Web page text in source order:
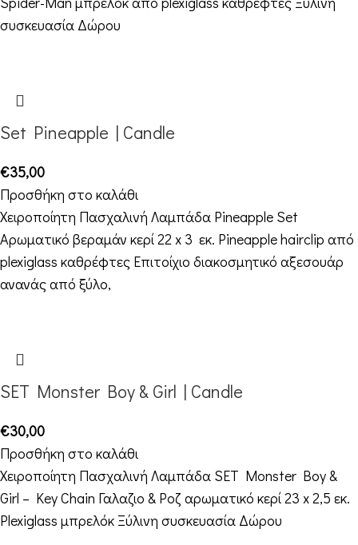
συσκευασία Δώρου
Set Pineapple | Candle
€35,00
Προσθήκη στο καλάθι
Χειροποίητη Πασχαλινή Λαμπάδα Pineapple Set
Αρωματικό βεραμάν κερί 22 x 3 εκ. Pineapple hairclip από
plexiglass καθρέφτες Επιτοίχιο διακοσμητικό αξεσουάρ
ανανάς από ξύλο,
SET Monster Boy & Girl | Candle
€30,00
Προσθήκη στο καλάθι
Χειροποίητη Πασχαλινή Λαμπάδα SET Monster Boy &
Girl – Key Chain Γαλαζιο & Ροζ αρωματικό κερί 23 x 2,5 εκ.
Plexiglass μπρελόκ Ξύλινη συσκευασία Δώρου